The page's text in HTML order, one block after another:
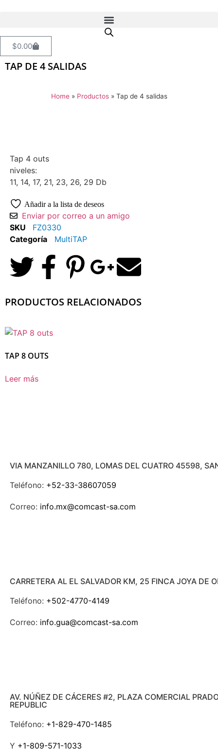
$0.00
TAP DE 4 SALIDAS
Home» Productos» Tap de 4 salidas
Tap 4 outs
niveles:
11, 14, 17, 21, 23, 26, 29 Db
Añadir a la lista de deseos
Enviar por correo a un amigo
SKU
FZ0330
Categoría
MultiTAP
PRODUCTOS RELACIONADOS
TAP 8 OUTS
Leer más
VIA MANZANILLO 780, LOMAS DEL CUATRO 45598,
Teléfono: +52-33-38607059
Correo: info.mx@comcast-sa.com
CARRETERA AL EL SALVADOR KM, 25 FINCA JOYA DE
Teléfono: +502-4770-4149
Correo: info.gua@comcast-sa.com
AV. NÚÑEZ DE CÁCERES #2, PLAZA COMERCIAL
REPUBLIC
Teléfono: +1-829-470-1485
Y +1-809-571-1033